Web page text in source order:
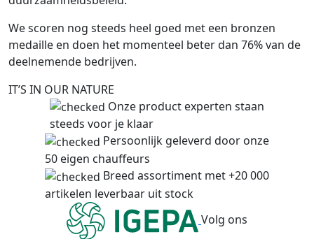
We scoren nog steeds heel goed met een bronzen
medaille en doen het momenteel beter dan 76% van de
deelnemende bedrijven.
IT’S IN OUR NATURE
Onze product experten staan
steeds voor je klaar
Persoonlijk geleverd door onze
50 eigen chauffeurs
Breed assortiment met +20 000
artikelen leverbaar uit stock
Volg ons